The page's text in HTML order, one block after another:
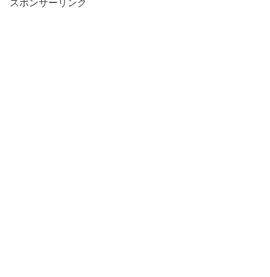
スポンサーリンク